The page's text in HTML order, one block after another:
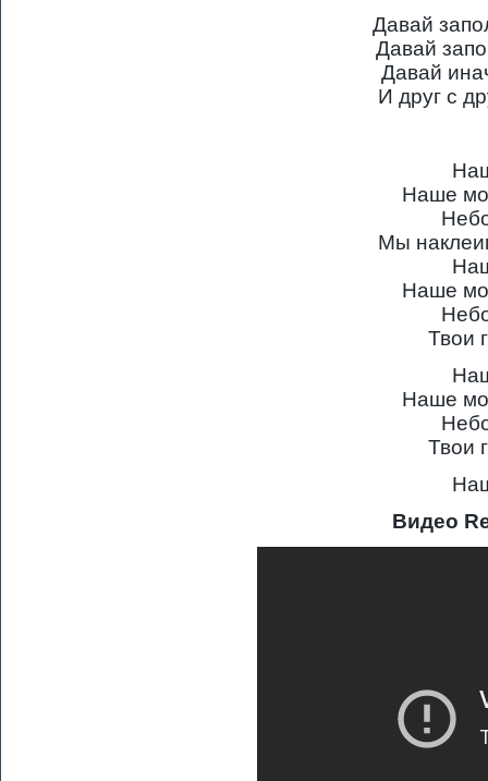
Давай
Давай
Давай
И друг с
Наше
Мы
Наше
Твои
Наше
Твои
Видео